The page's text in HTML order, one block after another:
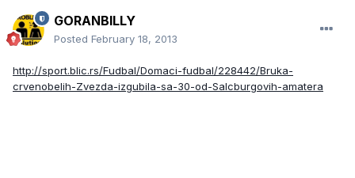
GORANBILLY
Posted February 18, 2013
http://sport.blic.rs/Fudbal/Domaci-fudbal/228442/Bruka-
crvenobelih-Zvezda-izgubila-sa-30-od-Salcburgovih-amatera